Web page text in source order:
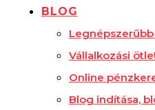
BLOG
Vállalkozási
Online
Blog indítása,